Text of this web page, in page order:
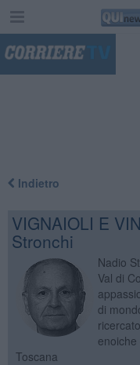
Indietro
VIGNAIOLI E
Stronchi
Nadio
Val di
di
enoiche
Toscana